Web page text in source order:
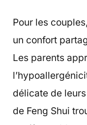
Pour les
un confort
Les parents
délicate de
de Feng Shui